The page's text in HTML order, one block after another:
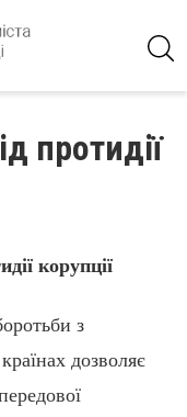
протидії
корупції
з
дозволяє